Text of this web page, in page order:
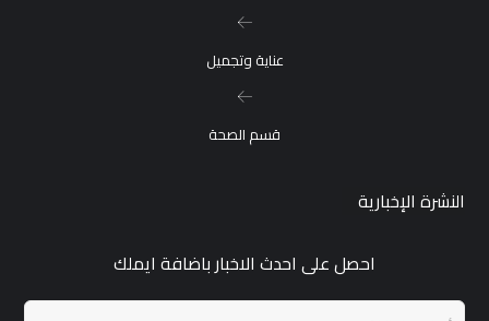
عناية وتجميل
قسم الصحة
النشرة الإخبارية
احصل على احدث الاخبار باضافة ايملك